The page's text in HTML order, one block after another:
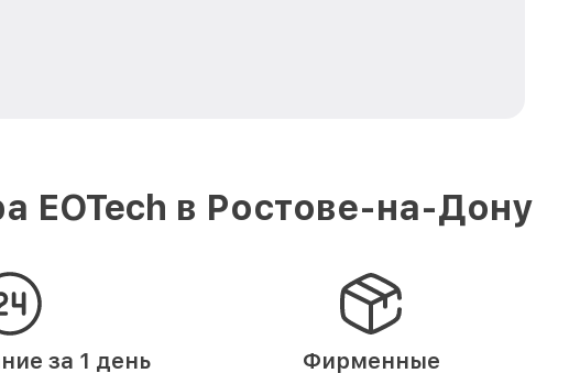
EOTech в Ростове-на-Дону
за 1 день
Фирменные